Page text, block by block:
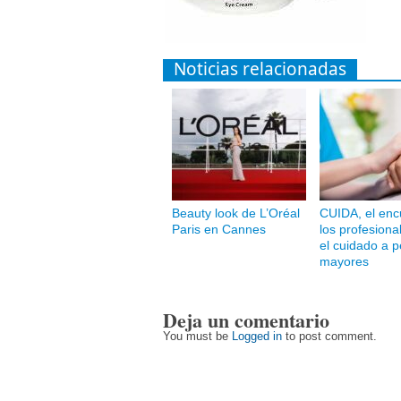
Noticias relacionadas
Beauty look de L’Oréal
Paris en Cannes
CUIDA, el
los
el cuidado a
mayores
Deja un comentario
You must be Logged in to post comment.